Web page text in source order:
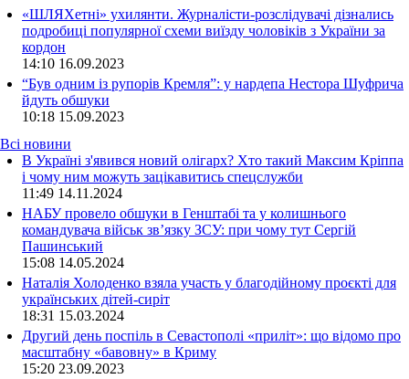
«ШЛЯХетні» ухилянти. Журналісти-розслідувачі дізнались
подробиці популярної схеми виїзду чоловіків з України за
кордон
14:10 16.09.2023
“Був одним із рупорів Кремля”: у нардепа Нестора Шуфрича
йдуть обшуки
10:18 15.09.2023
Всі новини
В Україні з'явився новий олігарх? Хто такий Максим Кріппа
і чому ним можуть зацікавитись спецслужби
11:49 14.11.2024
НАБУ провело обшуки в Генштабі та у колишнього
командувача військ зв’язку ЗСУ: при чому тут Сергій
Пашинський
15:08 14.05.2024
Наталія Холоденко взяла участь у благодійному проєкті для
українських дітей-сиріт
18:31 15.03.2024
Другий день поспіль в Севастополі «приліт»: що відомо про
масштабну «бавовну» в Криму
15:20 23.09.2023